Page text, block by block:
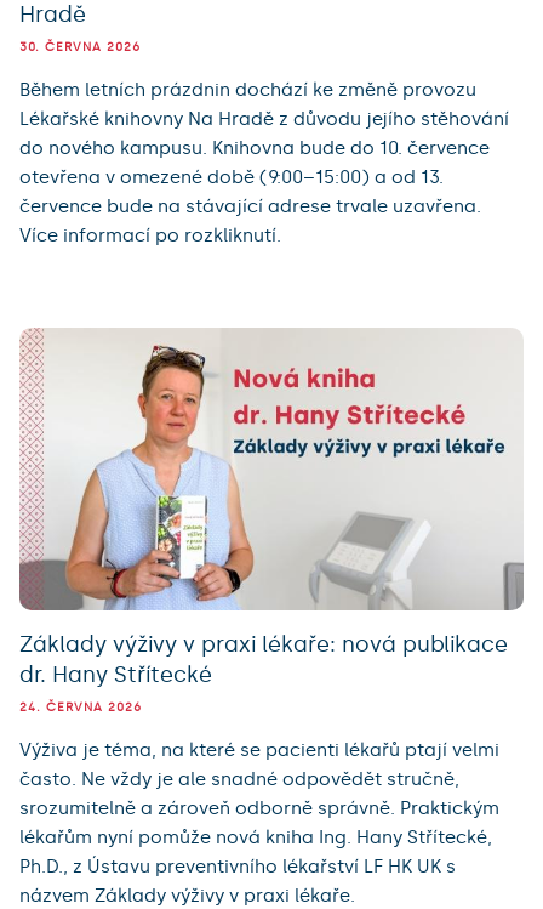
Hradě
30. ČERVNA 2026
Během letních prázdnin dochází ke změně provozu
Lékařské knihovny Na Hradě z důvodu jejího stěhování
do nového kampusu. Knihovna bude do 10. července
otevřena v omezené době (9:00–15:00) a od 13.
července bude na stávající adrese trvale uzavřena.
Více informací po rozkliknutí.
Základy výživy v praxi lékaře: nová publikace
dr. Hany Střítecké
24. ČERVNA 2026
Výživa je téma, na které se pacienti lékařů ptají velmi
často. Ne vždy je ale snadné odpovědět stručně,
srozumitelně a zároveň odborně správně. Praktickým
lékařům nyní pomůže nová kniha Ing. Hany Střítecké,
Ph.D., z Ústavu preventivního lékařství LF HK UK s
názvem Základy výživy v praxi lékaře.